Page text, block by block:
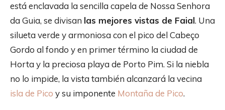
está enclavada la sencilla capela de Nossa Senhora
da Guia, se divisan las mejores vistas de Faial. Una
silueta verde y armoniosa con el pico del Cabeço
Gordo al fondo y en primer término la ciudad de
Horta y la preciosa playa de Porto Pim. Si la niebla
no lo impide, la vista también alcanzará la vecina
isla de Pico y su imponente Montaña de Pico.